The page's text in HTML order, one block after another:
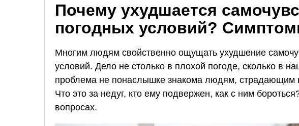
Почему ухудшается
погодных условий?
Многим людям свойственно ощущать ухудшение
условий. Дело не столько в плохой погоде, сколько в
проблема не понаслышке знакома людям, страдающим
Что это за недуг, кто ему подвержен, как с ним
вопросах.